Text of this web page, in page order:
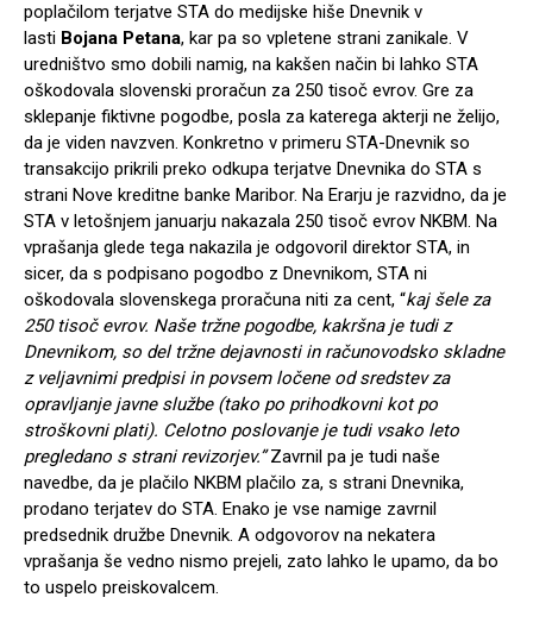
poplačilom terjatve STA do medijske hiše Dnevnik v
lasti Bojana Petana, kar pa so vpletene strani zanikale. V
uredništvo smo dobili namig, na kakšen način bi lahko STA
oškodovala slovenski proračun za 250 tisoč evrov. Gre za
sklepanje fiktivne pogodbe, posla za katerega akterji ne želijo,
da je viden navzven. Konkretno v primeru STA-Dnevnik so
transakcijo prikrili preko odkupa terjatve Dnevnika do STA s
strani Nove kreditne banke Maribor. Na Erarju je razvidno, da je
STA v letošnjem januarju nakazala 250 tisoč evrov NKBM. Na
vprašanja glede tega nakazila je odgovoril direktor STA, in
sicer, da s podpisano pogodbo z Dnevnikom, STA ni
oškodovala slovenskega proračuna niti za cent, “kaj šele za
250 tisoč evrov. Naše tržne pogodbe, kakršna je tudi z
Dnevnikom, so del tržne dejavnosti in računovodsko skladne
z veljavnimi predpisi in povsem ločene od sredstev za
opravljanje javne službe (tako po prihodkovni kot po
stroškovni plati). Celotno poslovanje je tudi vsako leto
pregledano s strani revizorjev.”Zavrnil pa je tudi naše
navedbe, da je plačilo NKBM plačilo za, s strani Dnevnika,
prodano terjatev do STA. Enako je vse namige zavrnil
predsednik družbe Dnevnik. A odgovorov na nekatera
vprašanja še vedno nismo prejeli, zato lahko le upamo, da bo
to uspelo preiskovalcem.